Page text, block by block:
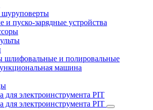
и пуско-зарядные устройства
и полировальные
машина
для электроинструмента PIT
для электроинструмента PIT